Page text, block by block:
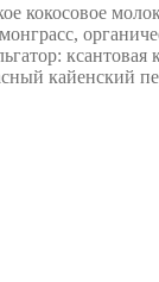
кокосовое
кайенский